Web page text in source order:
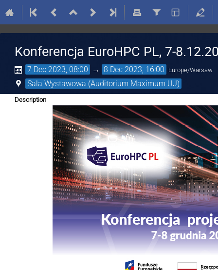
Konferencja EuroHPC PL, 7-
7 Dec 2023, 08:00 → 8 Dec 2023, 16:00 Europe/Warsaw
Sala Wystawowa (Auditorium Maximum UJ)
Description